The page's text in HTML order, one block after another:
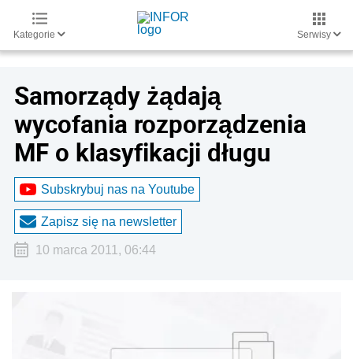
Kategorie Serwisy
Samorządy żądają
wycofania rozporządzenia
MF o klasyfikacji długu
Subskrybuj nas na Youtube
Zapisz się na newsletter
10 marca 2011, 06:44